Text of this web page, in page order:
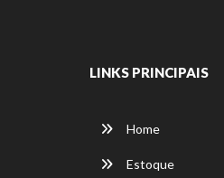
LINKS PRINCIPAIS
Home
Estoque